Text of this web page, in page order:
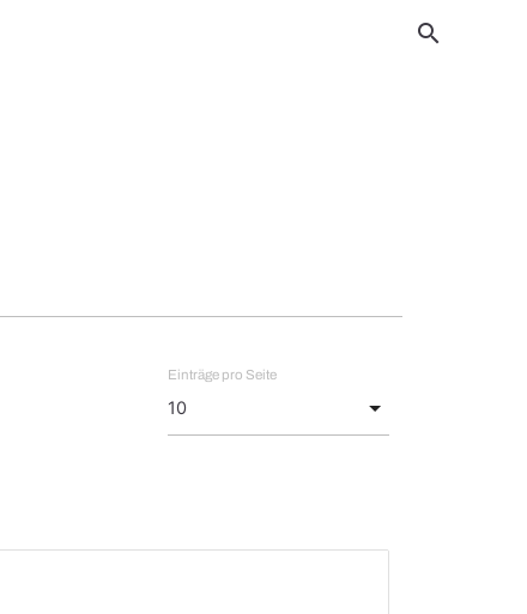
search
Einträge pro Seite